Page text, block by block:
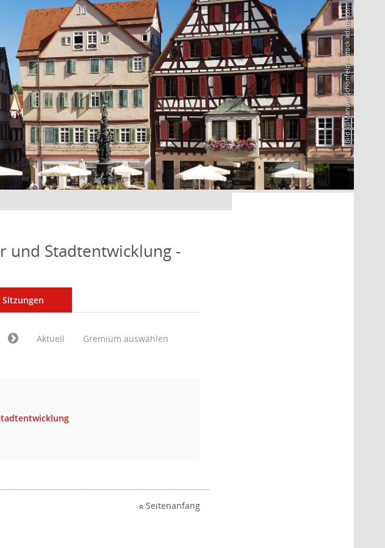
Bild: @Manuel Schönfeld – stock.adobe.com
und Stadtentwicklung -
Sitzungen
Aktuell Gremium auswählen
Seitenanfang